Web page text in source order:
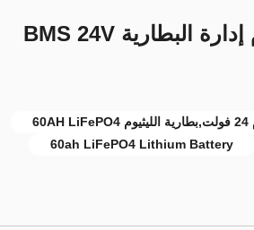
بطارية الليثيوم LiFePO4 مع نظام إدارة البطارية BMS 24V
60ah LiFePO4 Lithium Battery